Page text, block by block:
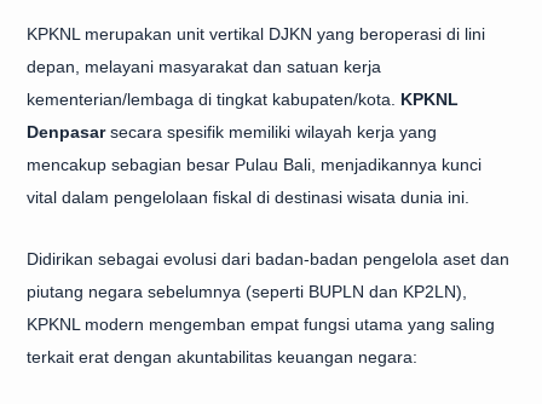
KPKNL merupakan unit vertikal DJKN yang beroperasi di lini
depan, melayani masyarakat dan satuan kerja
kementerian/lembaga di tingkat kabupaten/kota. KPKNL
Denpasarsecara spesifik memiliki wilayah kerja yang
mencakup sebagian besar Pulau Bali, menjadikannya kunci
vital dalam pengelolaan fiskal di destinasi wisata dunia ini.
Didirikan sebagai evolusi dari badan-badan pengelola aset dan
piutang negara sebelumnya (seperti BUPLN dan KP2LN),
KPKNL modern mengemban empat fungsi utama yang saling
terkait erat dengan akuntabilitas keuangan negara: